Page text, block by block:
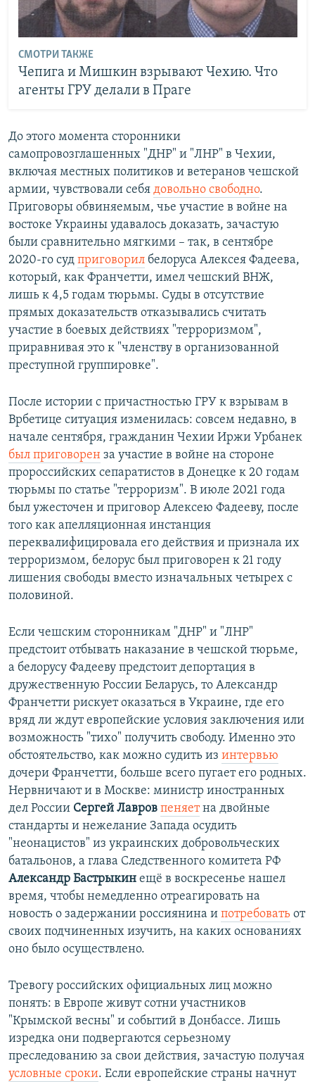
СМОТРИ ТАКЖЕ
Чепига и Мишкин взрывают Чехию. Что
агенты ГРУ делали в Праге
До этого момента сторонники
самопровозглашенных "ДНР" и "ЛНР" в Чехии,
включая местных политиков и ветеранов чешской
армии, чувствовали себя довольно свободно.
Приговоры обвиняемым, чье участие в войне на
востоке Украины удавалось доказать, зачастую
были сравнительно мягкими – так, в сентябре
2020-го суд приговорил белоруса Алексея Фадеева,
который, как Франчетти, имел чешский ВНЖ,
лишь к 4,5 годам тюрьмы. Суды в отсутствие
прямых доказательств отказывались считать
участие в боевых действиях "терроризмом",
приравнивая это к "членству в организованной
преступной группировке".
После истории с причастностью ГРУ к взрывам в
Врбетице ситуация изменилась: совсем недавно, в
начале сентября, гражданин Чехии Иржи Урбанек
был приговорен за участие в войне на стороне
пророссийских сепаратистов в Донецке к 20 годам
тюрьмы по статье "терроризм". В июле 2021 года
был ужесточен и приговор Алексею Фадееву, после
того как апелляционная инстанция
переквалифицировала его действия и признала их
терроризмом, белорус был приговорен к 21 году
лишения свободы вместо изначальных четырех с
половиной.
Если чешским сторонникам "ДНР" и "ЛНР"
предстоит отбывать наказание в чешской тюрьме,
а белорусу Фадееву предстоит депортация в
дружественную России Беларусь, то Александр
Франчетти рискует оказаться в Украине, где его
вряд ли ждут европейские условия заключения или
возможность "тихо" получить свободу. Именно это
обстоятельство, как можно судить из интервью
дочери Франчетти, больше всего пугает его родных.
Нервничают и в Москве: министр иностранных
дел России Сергей Лавров пеняетна двойные
стандарты и нежелание Запада осудить
"неонацистов" из украинских добровольческих
батальонов, а глава Следственного комитета РФ
Александр Бастрыкин ещё в воскресенье нашел
время, чтобы немедленно отреагировать на
новость о задержании россиянина и потребовать от
своих подчиненных изучить, на каких основаниях
оно было осуществлено.
Тревогу российских официальных лиц можно
понять: в Европе живут сотни участников
"Крымской весны" и событий в Донбассе. Лишь
изредка они подвергаются серьезному
преследованию за свои действия, зачастую получая
условные сроки. Если европейские страны начнут